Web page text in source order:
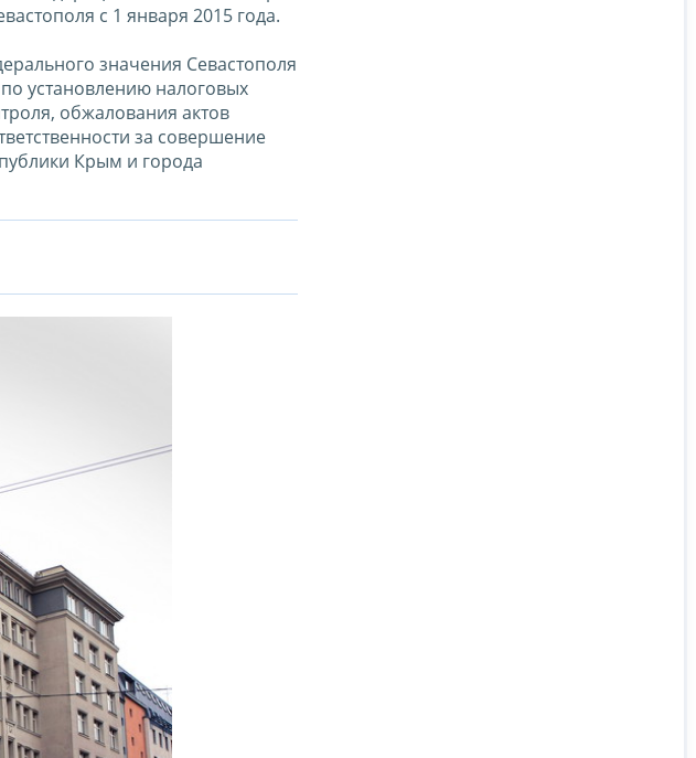
с 1 января 2015 года.
значения Севастополя
установлению налоговых
обжалования актов
за совершение
Крым и города